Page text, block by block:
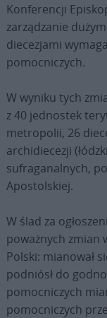
Konferencji
zarządzanie
diecezjami
pomocniczych.
W wyniku tych
z 40 jednostek
metropolii, 26
archidiecezji
sufraganalnych,
Apostolskiej.
W ślad za
poważnych zmian
Polski: mianował
podniósł do
pomocniczych
pomocniczych